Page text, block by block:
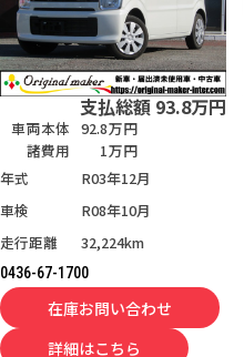
支払総額 93.8万円
車両本体 92.8万円
諸費用
1万円
年式
R03年12月
車検
R08年10月
走行距離
32,224km
0436-67-1700
在庫お問い合わせ
詳細はこちら